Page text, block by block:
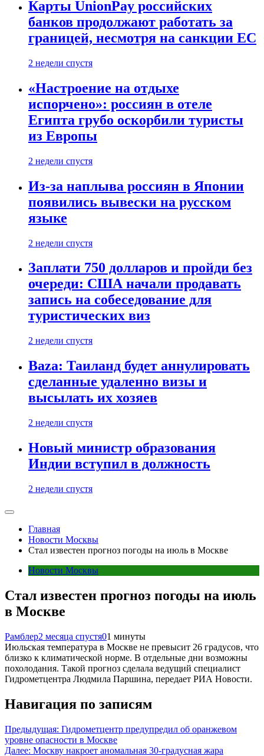
Карты UnionPay российских
банков продолжают работать за
границей, несмотря на санкции ЕС
2 недели спустя
«Настроение на отдыхе
испорчено»: россиян в отеле
Египта грубо оскорбили туристы
из Европы
2 недели спустя
Из-за наплыва россиян в Японии
появились вывески на русском
языке
2 недели спустя
Заплати 750 долларов и пройди без
очереди: США начали продавать
запись на собеседование для
туристических виз
2 недели спустя
Baza: Таиланд будет аннулировать
сделанные удаленно визы и
высылать их хозяев
2 недели спустя
Новый министр образования
Индии вступил в должность
2 недели спустя
Главная
Новости Москвы
Стал известен прогноз погоды на июль в Москве
Новости Москвы
Стал известен прогноз погоды на июль
в Москве
Рамблер2 месяца спустя01 минуты
Июльская температура в Москве не превысит 26 градусов, что
близко к климатической норме. В отдельные дни возможны
похолодания. Такой прогноз сделала ведущий специалист
Гидрометцентра Людмила Паршина, передает РИА Новости.
Навигация по записям
Предыдущая: Гидрометцентр предупредил об оранжевом
уровне опасности в Москве
Далее: Москву накроет аномальная 30-градусная жара